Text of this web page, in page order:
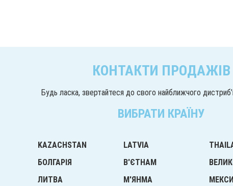
КОНТАКТИ ПРОДАЖІВ
Будь ласка, звертайтеся до свого найближчого
ВИБРАТИ КРАЇНУ
KAZACHSTAN LATVIA
БОЛГАРІЯ В'ЄТНАМ
ЛИТВА М'ЯНМА